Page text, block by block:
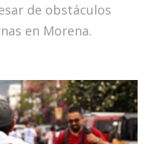
de obstáculos
en Morena.